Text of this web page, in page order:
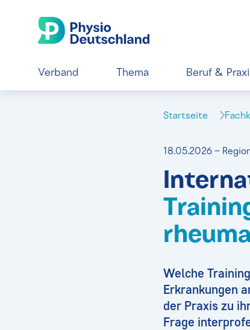
Verband Thema Beruf &
Startseite
18.05.2026 –
Welche
Erkrankungen
der Praxis zu
Frage